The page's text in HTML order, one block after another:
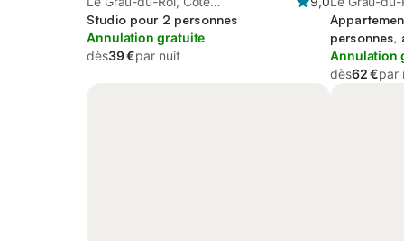
méditerranéenne (France)
Studio pour 2 personnes
Annulation gratuite
dès39 €par nuit
personnes,
familles
Annulation
dès62 €par